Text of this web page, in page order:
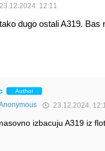
23.12.2024. 12:11
dugo ostali A319. Bas
Author
23.12.2024.
izbacuju A319 iz